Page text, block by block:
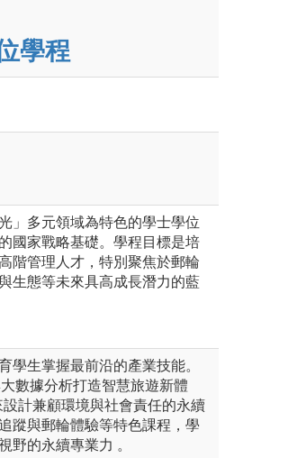
學程
」多元領域為特色的學士學位
國家戰略基礎。學程目標是培
階管理人才，特別聚焦於郵輪
生態等未來具高成長潛力的藍
學生掌握最前沿的產業技能。
數據分析打造智慧旅遊新體
計兼顧環境與社會責任的永續
蹤與郵輪體驗等特色課程，學
野的永續專業力 。